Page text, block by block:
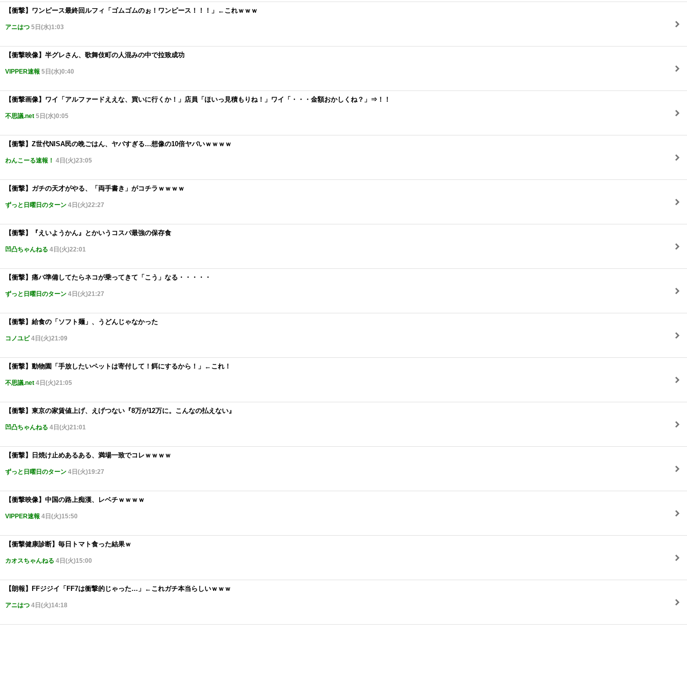
【衝撃】ワンピース最終回ルフィ「ゴムゴムのぉ！ワンピース！！！」←これｗｗｗ
アニはつ 5日(水)1:03
【衝撃映像】半グレさん、歌舞伎町の人混みの中で拉致成功
VIPPER速報 5日(水)0:40
【衝撃画像】ワイ「アルファードええな、買いに行くか！」店員「ほいっ見積もりね！」ワイ「・・・金額おかしくね？」⇒！！
不思議.net 5日(水)0:05
【衝撃】Z世代NISA民の晩ごはん、ヤバすぎる…想像の10倍ヤバいｗｗｗｗ
わんこーる速報！ 4日(火)23:05
【衝撃】ガチの天才がやる、「両手書き」がコチラｗｗｗｗ
ずっと日曜日のターン 4日(火)22:27
【衝撃】『えいようかん』とかいうコスパ最強の保存食
凹凸ちゃんねる 4日(火)22:01
【衝撃】痛バ準備してたらネコが乗ってきて「こう」なる・・・・・
ずっと日曜日のターン 4日(火)21:27
【衝撃】給食の「ソフト麺」、うどんじゃなかった
コノユビ4日(火)21:09
【衝撃】動物園「手放したいペットは寄付して！餌にするから！」←これ！
不思議.net 4日(火)21:05
【衝撃】東京の家賃値上げ、えげつない『8万が12万に。こんなの払えない』
凹凸ちゃんねる 4日(火)21:01
【衝撃】日焼け止めあるある、満場一致でコレｗｗｗｗ
ずっと日曜日のターン 4日(火)19:27
【衝撃映像】中国の路上痴漢、レベチｗｗｗｗ
VIPPER速報 4日(火)15:50
【衝撃健康診断】毎日トマト食った結果ｗ
カオスちゃんねる 4日(火)15:00
【朗報】FFジジイ「FF7は衝撃的じゃった…」←これガチ本当らしいｗｗｗ
アニはつ 4日(火)14:18